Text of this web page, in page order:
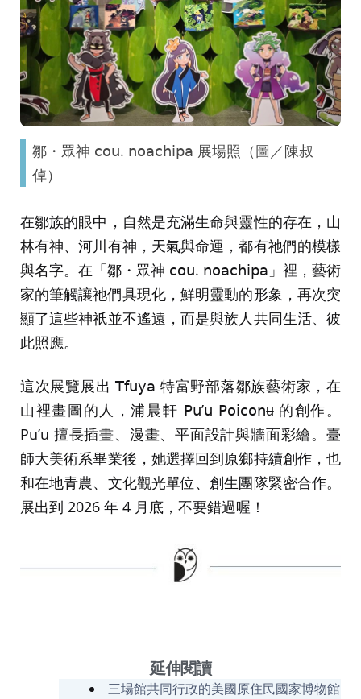
鄒・眾神 𝖼𝗈𝗎. 𝗇𝗈𝖺𝖼𝗁𝗂𝗉𝖺 展場照（圖／陳叔
倬）
在鄒族的眼中，自然是充滿生命與靈性的存在，山
林有神、河川有神，天氣與命運，都有祂們的模樣
與名字。在「鄒・眾神 𝖼𝗈𝗎. 𝗇𝗈𝖺𝖼𝗁𝗂𝗉𝖺」裡，藝術
家的筆觸讓祂們具現化，鮮明靈動的形象，再次突
顯了這些神祇並不遙遠，而是與族人共同生活、彼
此照應。
這次展覽展出 𝖳𝖿𝗎𝗒𝖺 特富野部落鄒族藝術家，在
山裡畫圖的人，浦晨軒 𝖯𝗎’𝗎 𝖯𝗈𝗂𝖼𝗈𝗇ʉ 的創作。
Pu’u 擅長插畫、漫畫、平面設計與牆面彩繪。臺
師大美術系畢業後，她選擇回到原鄉持續創作，也
和在地青農、文化觀光單位、創生團隊緊密合作。
展出到 2026 年 4 月底，不要錯過喔！
延伸閱讀
三場館共同行政的美國原住民國家博物館